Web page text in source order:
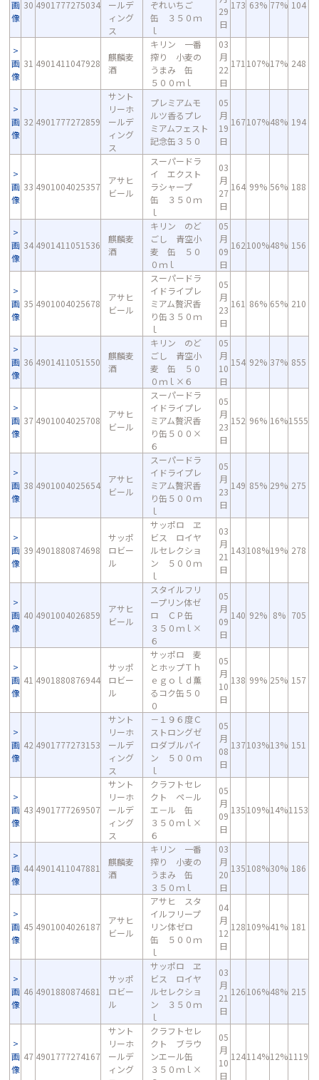
画
像
30 4901777275034
ールデ
ィング
ス
ぞれいちご
缶 ３５０ｍ
ｌ
29
日
173 63% 77% 104
画
像
31 4901411047928
麒麟麦
酒
キリン 一番
搾り 小麦の
うまみ 缶
５００ｍｌ
03
月
22
日
171 107%17% 248
画
像
32 4901777272859
サント
リーホ
ールデ
ィング
ス
プレミアムモ
ルツ香るプレ
ミアムフェスト
記念缶３５０
05
月
19
日
167107%48% 194
画
像
33 4901004025357
アサヒ
ビール
スーパードラ
イ エクスト
ラシャープ
缶 ３５０ｍ
ｌ
03
月
27
日
164 99% 56% 188
画
像
34 4901411051536
麒麟麦
酒
キリン のど
ごし 青空小
麦 缶 ５０
０ｍｌ
05
月
09
日
162100%48% 156
画
像
35 4901004025678
アサヒ
ビール
スーパードラ
イドライプレ
ミアム贅沢香
り缶３５０ｍ
ｌ
05
月
23
日
161 86% 65% 210
画
像
36 4901411051550
麒麟麦
酒
キリン のど
ごし 青空小
麦 缶 ５０
０ｍｌ×６
05
月
10
日
154 92% 37% 855
画
像
37 4901004025708
アサヒ
ビール
スーパードラ
イドライプレ
ミアム贅沢香
り缶５００×
６
05
月
23
日
152 96% 16%1555
画
像
38 4901004025654
アサヒ
ビール
スーパードラ
イドライプレ
ミアム贅沢香
り缶５００ｍ
ｌ
05
月
23
日
149 85% 29% 275
画
像
39 4901880874698
サッポ
ロビー
ル
サッポロ ヱ
ビス ロイヤ
ルセレクショ
ン ５００ｍ
ｌ
03
月
21
日
143108%19% 278
画
像
40 4901004026859
アサヒ
ビール
スタイルフリ
ープリン体ゼ
ロ ＣＰ缶
３５０ｍｌ×
６
05
月
09
日
140 92% 8% 705
画
像
41 4901880876944
サッポ
ロビー
ル
サッポロ 麦
とホップＴｈ
ｅｇｏｌｄ薫
るコク缶５０
０
05
月
10
日
138 99% 25% 157
画
像
42 4901777273153
サント
リーホ
ールデ
ィング
ス
－１９６度Ｃ
ストロングゼ
ロダブルパイ
ン ５００ｍ
ｌ
05
月
08
日
137103%13% 151
画
像
43 4901777269507
サント
リーホ
ールデ
ィング
ス
クラフトセレ
クト ペ－ル
エ－ル 缶
３５０ｍｌ×
６
05
月
09
日
135109%14%1153
画
像
44 4901411047881
麒麟麦
酒
キリン 一番
搾り 小麦の
うまみ 缶
３５０ｍｌ
03
月
20
日
135108%30% 186
画
像
45 4901004026187
アサヒ
ビール
アサヒ スタ
イルフリープ
リン体ゼロ
缶 ５００ｍ
ｌ
04
月
12
日
128109%41% 181
画
像
46 4901880874681
サッポ
ロビー
ル
サッポロ ヱ
ビス ロイヤ
ルセレクショ
ン ３５０ｍ
ｌ
03
月
21
日
126106%48% 215
画
像
47 4901777274167
サント
リーホ
ールデ
ィング
クラフトセレ
クト ブラウ
ンエール缶
３５０ｍｌ×
05
月
10
日
124114%12%1119